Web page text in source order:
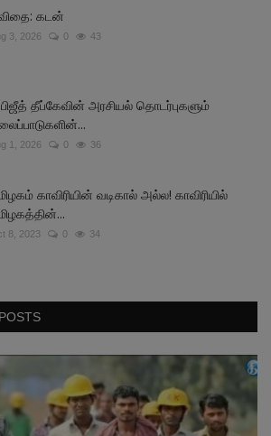
கடன்
3, 2026 0 43
தீப்கேவின் அரசியல் தொடர்புகளும்
1, 2026 0 36
காவிரியின் வடிகால் அல்ல! காவிரியில்
8, 2023 0 34